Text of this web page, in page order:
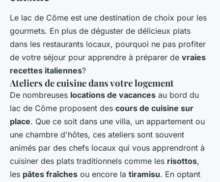
Le lac de Côme est une destination de choix pour les
gourmets. En plus de déguster de délicieux plats
dans les restaurants locaux, pourquoi ne pas profiter
de votre séjour pour apprendre à préparer de vraies
recettes italiennes?
Ateliers de cuisine dans votre logement
De nombreuses locations de vacances au bord du
lac de Côme proposent des cours de cuisine sur
place. Que ce soit dans une villa, un appartement ou
une chambre d'hôtes, ces ateliers sont souvent
animés par des chefs locaux qui vous apprendront à
cuisiner des plats traditionnels comme les risottos,
les pâtes fraîches ou encore la tiramisu. En optant